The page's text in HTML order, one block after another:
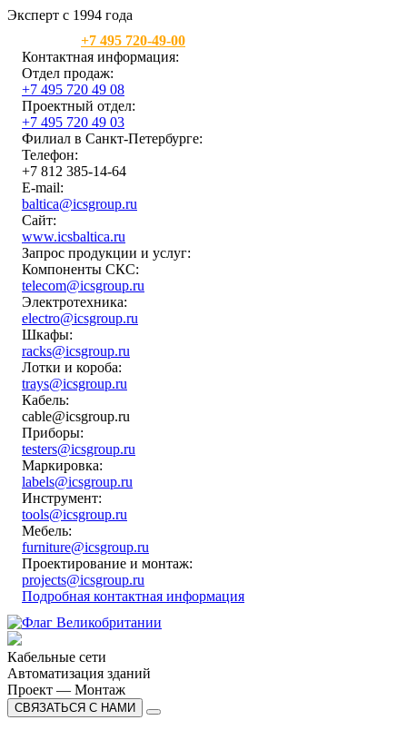
Эксперт с 1994 года
+7 495 720-49-00
Контактная информация:
Отдел продаж:
+7 495 720 49 08
Проектный отдел:
+7 495 720 49 03
Филиал в Санкт-Петербурге:
Телефон:
+7 812 385-14-64
E-mail:
baltica@icsgroup.ru
Сайт:
www.icsbaltica.ru
Запрос продукции и услуг:
Компоненты СКС:
telecom@icsgroup.ru
Электротехника:
electro@icsgroup.ru
Шкафы:
racks@icsgroup.ru
Лотки и короба:
trays@icsgroup.ru
Кабель:
cable@icsgroup.ru
Приборы:
testers@icsgroup.ru
Маркировка:
labels@icsgroup.ru
Инструмент:
tools@icsgroup.ru
Мебель:
furniture@icsgroup.ru
Проектирование и монтаж:
projects@icsgroup.ru
Подробная контактная информация
Кабельные сети
Автоматизация зданий
Проект — Монтаж
СВЯЗАТЬСЯ С НАМИ